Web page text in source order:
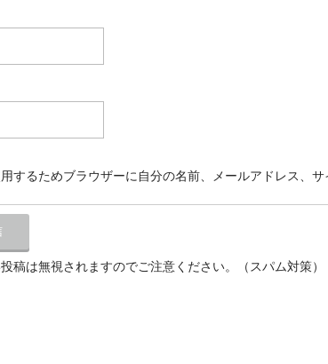
するためブラウザーに自分の名前、メールアドレス、
稿は無視されますのでご注意ください。（スパム対策）